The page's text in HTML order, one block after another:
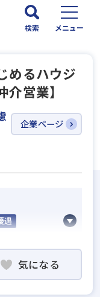
検索 メニュー
めるハウジ
営業】
企業ページ
遇
歓迎
歩合給気になる